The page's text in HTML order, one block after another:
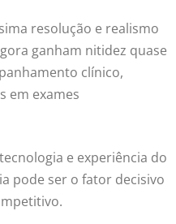
resolução e realismo
ganham nitidez quase
clínico,
em exames
e experiência do
pode ser o fator decisivo